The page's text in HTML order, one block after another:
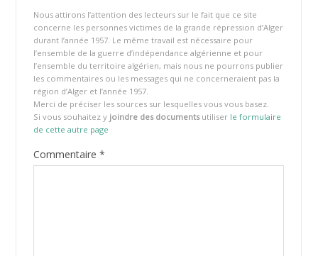
Nous attirons l’attention des lecteurs sur le fait que ce site
concerne les personnes victimes de la grande répression d’Alger
durant l’année 1957. Le même travail est nécessaire pour
l’ensemble de la guerre d’indépendance algérienne et pour
l’ensemble du territoire algérien, mais nous ne pourrons publier
les commentaires ou les messages qui ne concerneraient pas la
région d’Alger et l’année 1957.
Merci de préciser les sources sur lesquelles vous vous basez.
Si vous souhaitez y joindre des documentsutiliser le formulaire
de cette autre page
Commentaire *